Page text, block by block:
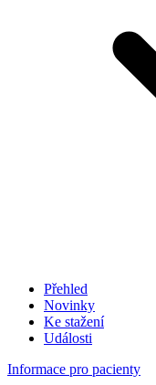
Přehled
Novinky
Ke stažení
Události
Informace pro pacienty